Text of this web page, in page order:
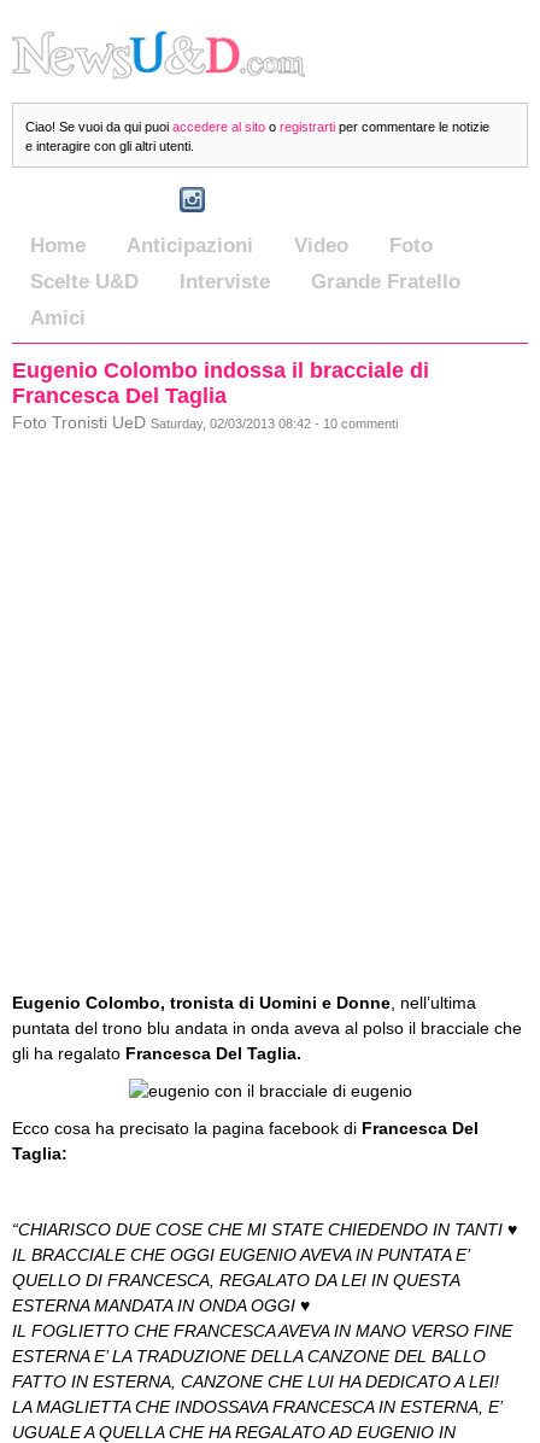
Ciao! Se vuoi da qui puoi accedere al sito o registrarti per commentare le notizie
e interagire con gli altri utenti.
Home Anticipazioni Video
Foto
Scelte U&D
Interviste
Grande Fratello
Amici
Eugenio Colombo indossa il bracciale di
Francesca Del Taglia
Foto Tronisti UeD Saturday, 02/03/2013 08:42 - 10 commenti
Eugenio Colombo, tronista di Uomini e Donne , nell’ultima
puntata del trono blu andata in onda aveva al polso il bracciale che
gli ha regalato Francesca Del Taglia.
Ecco cosa ha precisato la pagina facebook di Francesca Del
Taglia:
“CHIARISCO DUE COSE CHE MI STATE CHIEDENDO IN TANTI ♥
IL BRACCIALE CHE OGGI EUGENIO AVEVA IN PUNTATA E’
QUELLO DI FRANCESCA, REGALATO DA LEI IN QUESTA
ESTERNA MANDATA IN ONDA OGGI ♥
IL FOGLIETTO CHE FRANCESCA AVEVA IN MANO VERSO FINE
ESTERNA E’ LA TRADUZIONE DELLA CANZONE DEL BALLO
FATTO IN ESTERNA, CANZONE CHE LUI HA DEDICATO A LEI!
LA MAGLIETTA CHE INDOSSAVA FRANCESCA IN ESTERNA, E’
UGUALE A QUELLA CHE HA REGALATO AD EUGENIO IN